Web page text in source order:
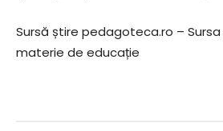
Sursă știre pedagoteca.ro –
materie de educație